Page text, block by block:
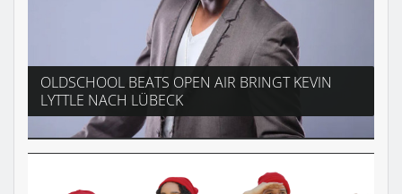
OLDSCHOOL BEATS OPEN AIR BRINGT KEVIN
LYTTLE NACH LÜBECK